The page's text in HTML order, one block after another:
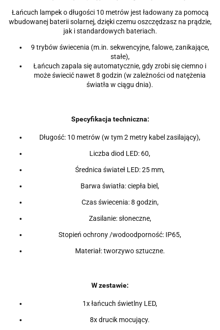
Łańcuch lampek o długości 10 metrów jest ładowany za pomocą
wbudowanej baterii solarnej, dzięki czemu oszczędzasz na prądzie,
jak i standardowych bateriach.
9 trybów świecenia (m.in. sekwencyjne, falowe, zanikające,
stałe),
Łańcuch zapala się automatycznie, gdy zrobi się ciemno i
może świecić nawet 8 godzin (w zależności od natężenia
światła w ciągu dnia).
Specyfikacja techniczna:
Długość: 10 metrów (w tym 2 metry kabel zasilający),
Liczba diod LED: 60,
Średnica świateł LED: 25 mm,
Barwa światła: ciepła biel,
Czas świecenia: 8 godzin,
Zasilanie: słoneczne,
Stopień ochrony /wodoodporność: IP65,
Materiał: tworzywo sztuczne.
W zestawie:
1x łańcuch świetlny LED,
8x drucik mocujący.